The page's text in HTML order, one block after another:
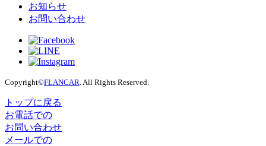
お知らせ
お問い合わせ
Copyright©FLANCAR. All Rights Reserved.
トップに戻る
お電話での
お問い合わせ
メールでの